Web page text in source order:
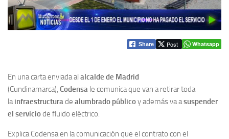
Share Post Whatsapp
En una carta enviada al alcalde de Madrid
(Cundinamarca), Codensa le comunica que van a retirar toda
la infraestructura de alumbrado públicoy además va asuspender
el serviciode fluido eléctrico.
Explica Codensa en la comunicación que el contrato con el